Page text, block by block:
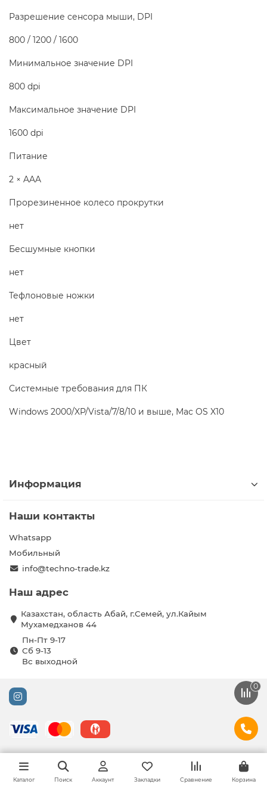
Разрешение сенсора мыши, DPI
800 / 1200 / 1600
Минимальное значение DPI
800 dpi
Максимальное значение DPI
1600 dpi
Питание
2 × AAA
Прорезиненное колесо прокрутки
нет
Бесшумные кнопки
нет
Тефлоновые ножки
нет
Цвет
красный
Системные требования для ПК
Windows 2000/XP/Vista/7/8/10 и выше, Mac OS X10
Информация
Наши контакты
Whatsapp
Мобильный
info@techno-trade.kz
Наш адрес
Казахстан, область Абай, г.Семей, ул.Кайым
Мухамедханов 44
Пн-Пт 9-17
Сб 9-13
Вс выходной
0
Каталог Поиск Аккаунт Закладки Сравнение Корзина